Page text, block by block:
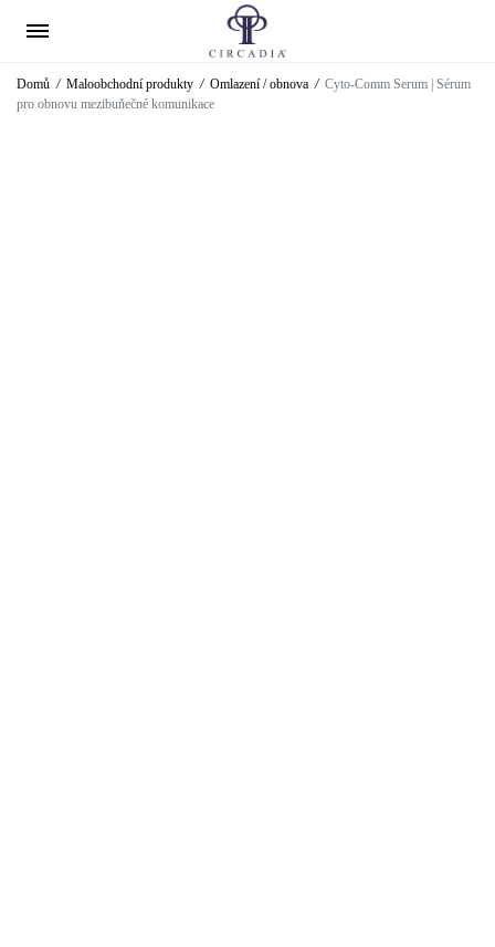
Domů / Maloobchodní produkty / Omlazení / obnova / Cyto-Comm Serum | Sérum
pro obnovu mezibuňečné komunikace